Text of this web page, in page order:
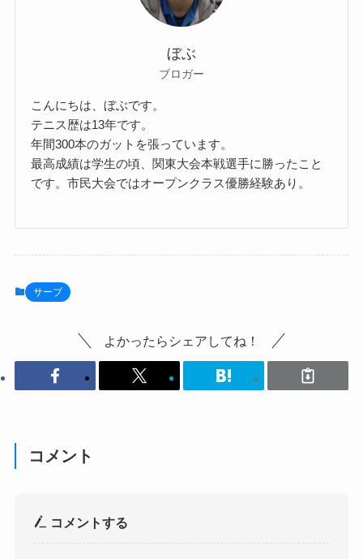
ぼぶ
ブロガー
こんにちは、ぼぶです。
テニス歴は13年です。
年間300本のガットを張っています。
最高成績は学生の頃、関東大会本戦選手に勝ったこと
です。市民大会ではオープンクラス優勝経験あり。
サーブ
よかったらシェアしてね！
コメント
コメントする